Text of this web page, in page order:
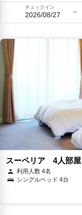
チェックイン
2026/08/27
スーペリア 4人部屋
利用人数 4名
シングルベッド 4台